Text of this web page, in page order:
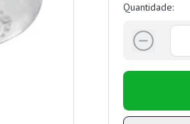
Quantidade: